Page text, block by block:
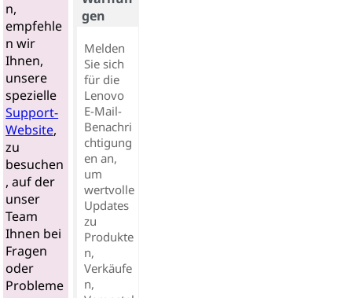
n,
empfehle
n wir
Ihnen,
unsere
spezielle
Support-
Website,
zu
besuchen
, auf der
unser
Team
Ihnen bei
Fragen
oder
Probleme
gen
Melden
Sie sich
für die
Lenovo
E-Mail-
Benachri
chtigung
en an,
um
wertvolle
Updates
zu
Produkte
n,
Verkäufe
n,